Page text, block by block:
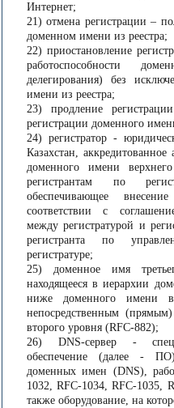
Интернет;
21) отмена регистрации –
доменном имени из реестра;
22) приостановление
работоспособности
делегирования) без
имени из реестра;
23) продление
регистрации доменного
24) регистратор -
Казахстан, аккредитованное
доменного имени
регистрантам по
обеспечивающее
соответствии с
между регистратурой и
регистранта по
регистратуре;
25) доменное имя
находящееся в иерархии
ниже доменного имени
непосредственным
второго уровня (RFC-882);
26) DNS-сервер -
обеспечение (далее -
доменных имен (DNS),
1032, RFC-1034, RFC-1035,
также оборудование, на